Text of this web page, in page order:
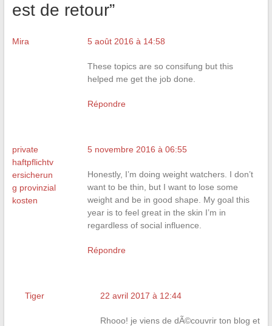
est de retour”
Mira 5 août 2016 à 14:58
These topics are so consifung but this
helped me get the job done.
Répondre
private
haftpflichtv
ersicherun
g provinzial
kosten
5 novembre 2016 à 06:55
Honestly, I’m doing weight watchers. I don’t
want to be thin, but I want to lose some
weight and be in good shape. My goal this
year is to feel great in the skin I’m in
regardless of social influence.
Répondre
Tiger 22 avril 2017 à 12:44
Rhooo! je viens de dÃ©couvrir ton blog et